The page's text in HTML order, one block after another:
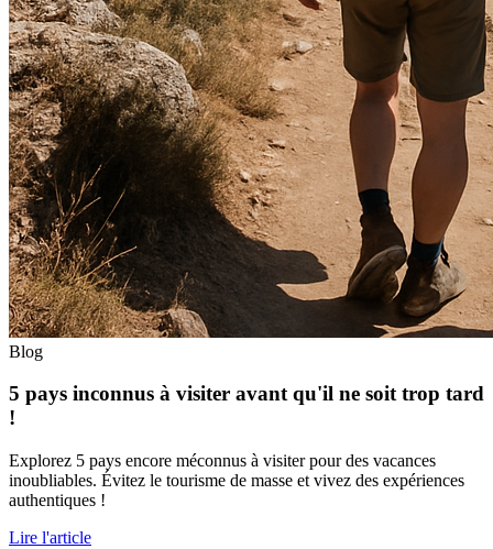
Blog
5 pays inconnus à visiter avant qu'il ne soit trop tard
!
Explorez 5 pays encore méconnus à visiter pour des vacances
inoubliables. Évitez le tourisme de masse et vivez des expériences
authentiques !
Lire l'article